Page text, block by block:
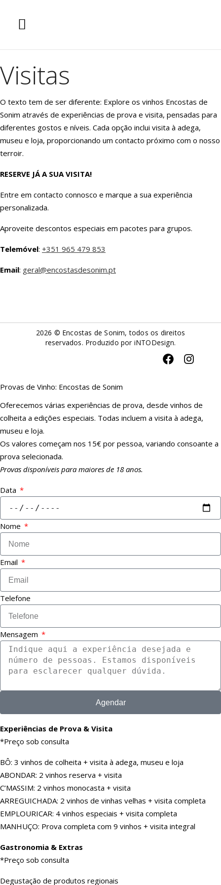
Visitas
O texto tem de ser diferente: Explore os vinhos Encostas de
Sonim através de experiências de prova e visita, pensadas para
diferentes gostos e níveis. Cada opção inclui visita à adega,
museu e loja, proporcionando um contacto próximo com o nosso
terroir.
RESERVE JÁ A SUA VISITA!
Entre em contacto connosco e marque a sua experiência
personalizada.
Aproveite descontos especiais em pacotes para grupos.
Telemóvel: +351 965 479 853
Email: geral@encostasdesonim.pt
2026 © Encostas de Sonim, todos os direitos
reservados. Produzido por iNTODesign.
Provas de Vinho: Encostas de Sonim
Oferecemos várias experiências de prova, desde vinhos de
colheita a edições especiais. Todas incluem a visita à adega,
museu e loja.
Os valores começam nos 15€ por pessoa, variando consoante a
prova selecionada.
Provas disponíveis para maiores de 18 anos.
Data
Nome
Email
Telefone
Mensagem
Agendar
Experiências de Prova & Visita
*Preço sob consulta
BÔ: 3 vinhos de colheita + visita à adega, museu e loja
ABONDAR: 2 vinhos reserva + visita
C’MASSIM: 2 vinhos monocasta + visita
ARREGUICHADA: 2 vinhos de vinhas velhas + visita completa
EMPLOURICAR: 4 vinhos especiais + visita completa
MANHUÇO: Prova completa com 9 vinhos + visita integral
Gastronomia & Extras
*Preço sob consulta
Degustação de produtos regionais